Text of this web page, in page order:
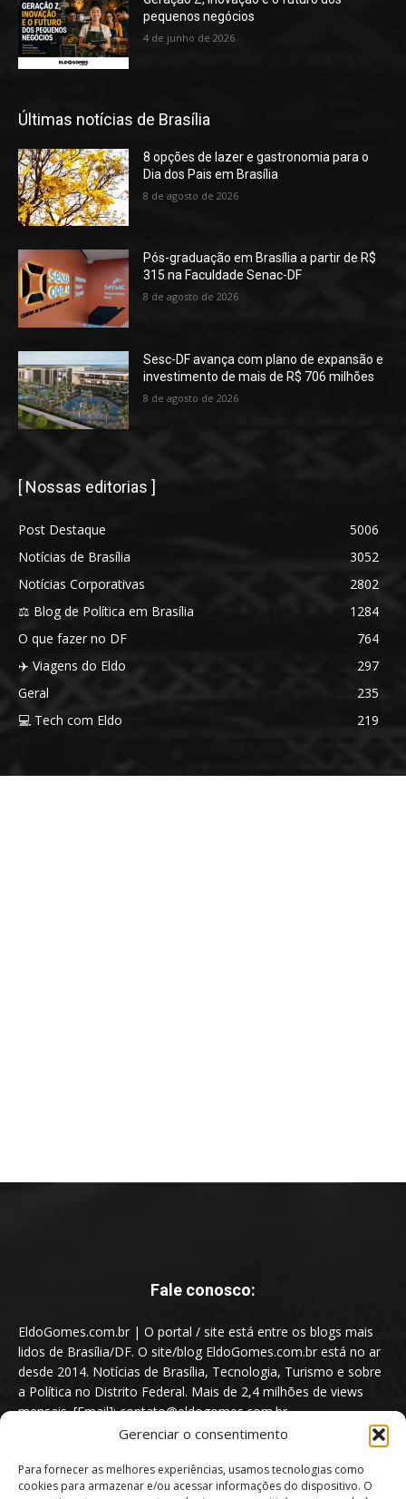
Gerenciar o consentimento
Para fornecer as melhores experiências, usamos tecnologias como
cookies para armazenar e/ou acessar informações do dispositivo. O
pequenos negócios
4 de junho de 2026
Últimas notícias de Brasília
8 opções de lazer e gastronomia para o
Dia dos Pais em Brasília
8 de agosto de 2026
Pós-graduação em Brasília a partir de R$
315 na Faculdade Senac-DF
8 de agosto de 2026
Sesc-DF avança com plano de expansão e
investimento de mais de R$ 706 milhões
8 de agosto de 2026
[ Nossas editorias ]
Post Destaque
5006
Notícias de Brasília
3052
Notícias Corporativas
2802
⚖️ Blog de Política em Brasília
1284
O que fazer no DF
764
✈️ Viagens do Eldo
297
Geral
235
💻 Tech com Eldo
219
Fale conosco:
EldoGomes.com.br | O portal / site está entre os blogs mais
lidos de Brasília/DF. O site/blog EldoGomes.com.br está no ar
desde 2014. Notícias de Brasília, Tecnologia, Turismo e sobre
a Política no Distrito Federal. Mais de 2,4 milhões de views
mensais. [Email]: contato@eldogomes.com.br